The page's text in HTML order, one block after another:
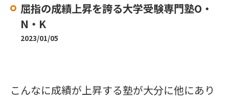
屈指の成績上昇を誇る大学受験専門塾O・
N・K
2023/01/05
こんなに成績が上昇する塾が大分に他にあり